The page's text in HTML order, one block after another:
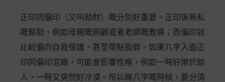
正印同偏印（又叫劫財）嘅分別好重要。正印係無私
嘅幫助，例如母親嘅照顧或者老師嘅教導；而偏印就
比較偏向自我保護，甚至帶點孤僻。如果八字入面正
印同偏印混雜，可能會影響性格，例如一時好樂於助
人，一時又突然好冷漠。所以睇八字嘅時候，要分清